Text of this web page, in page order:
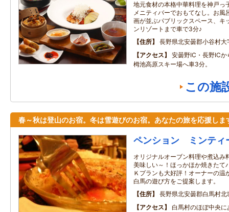
地元食材の本格中華料理を神戸っ
メニティバーでおもてなし。お
画が並ぶパブリックスペース、キ
ンリゾートまで車で3分♪
住所
長野県北安曇郡小谷村大
アクセス
安曇野IC・長野IC
栂池高原スキー場へ車3分。
この施
春～秋は登山のお宿。冬は雪遊びのお宿。あなたの旅を応援しま
ペンション ミンティ
オリジナルオーブン料理や煮込み
美味しい～！ほっかほか焼きたて
Ｋプランも大好評！オーナーの温
白馬の遊び方をご提案します。
住所
長野県北安曇郡白馬村
アクセス
白馬村のほぼ中央